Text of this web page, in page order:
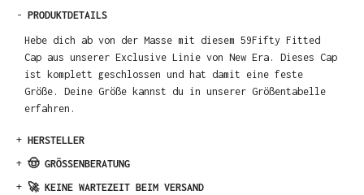
- PRODUKTDETAILS
Hebe dich ab von der Masse mit diesem 59Fifty Fitted
Cap aus unserer Exclusive Linie von New Era. Dieses Cap
ist komplett geschlossen und hat damit eine feste
Größe. Deine Größe kannst du in unserer Größentabelle
erfahren.
+ HERSTELLER
+ 🤠 GRÖSSENBERATUNG
+ 🚀 KEINE WARTEZEIT BEIM VERSAND